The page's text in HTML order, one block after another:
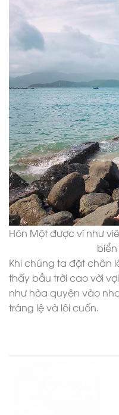
Hòn Một được ví như
Khi chúng ta đặt chân
thấy bầu trời cao vời
như hòa quyện vào
tráng lệ và lôi cuốn.